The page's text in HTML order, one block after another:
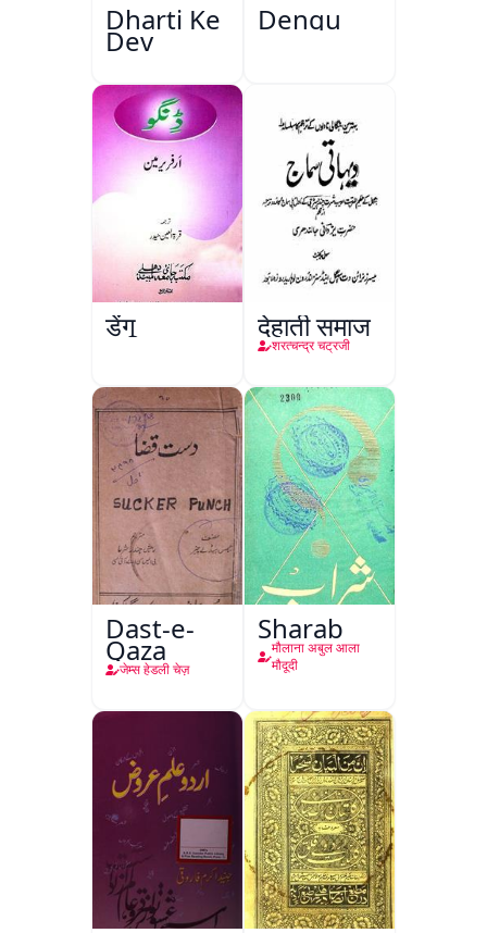
Dharti Ke
Dev
Dengu
डेंगू देहाती समाज
शरत्चन्द्र चट्रजी
Dast-e-
Qaza
जेम्स हेडली चेज़
Sharab
मौलाना अबुल आला
मौदूदी